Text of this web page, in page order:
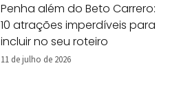
Penha além do Beto Carrero:
10 atrações imperdíveis para
incluir no seu roteiro
11 de julho de 2026